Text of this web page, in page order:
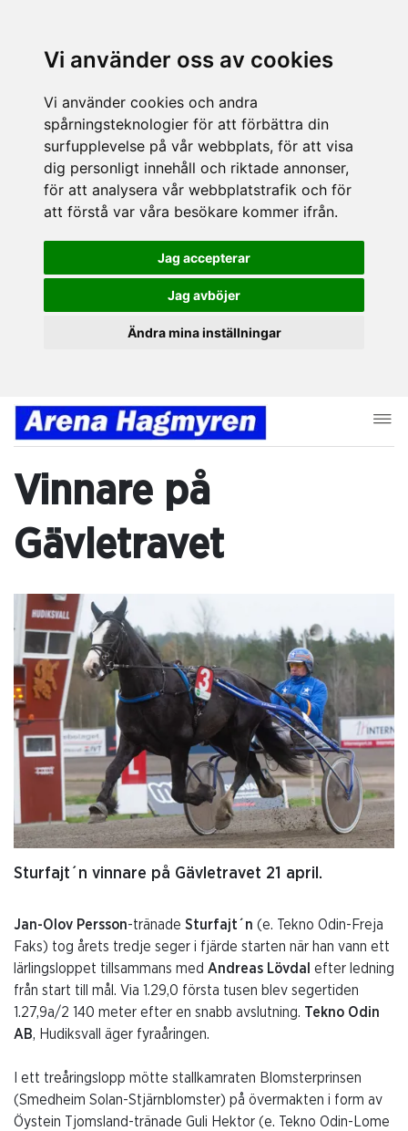
Vi använder oss av cookies
Vi använder cookies och andra
spårningsteknologier för att förbättra din
surfupplevelse på vår webbplats, för att visa
dig personligt innehåll och riktade annonser,
för att analysera vår webbplatstrafik och för
att förstå var våra besökare kommer ifrån.
Jag accepterar
Jag avböjer
Ändra mina inställningar
Vinnare på
Gävletravet
Sturfajt´n vinnare på Gävletravet 21 april.
Jan-Olov Persson-tränade Sturfajt´n (e. Tekno Odin-Freja
Faks) tog årets tredje seger i fjärde starten när han vann ett
lärlingsloppet tillsammans med Andreas Lövdal efter ledning
från start till mål. Via 1.29,0 första tusen blev segertiden
1.27,9a/2 140 meter efter en snabb avslutning. Tekno Odin
AB, Hudiksvall äger fyraåringen.
I ett treåringslopp mötte stallkamraten Blomsterprinsen
(Smedheim Solan-Stjärnblomster) på övermakten i form av
Öystein Tjomsland-tränade Guli Hektor (e. Tekno Odin-Lome